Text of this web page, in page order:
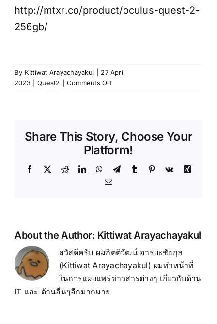
http://mtxr.co/product/oculus-quest-2-
256gb/
By Kittiwat Arayachayakul
27 April
2023
Quest2 Comments Offon
และ
คุณสมบัติ
ของ
Oculus
Quest
Share This Story, Choose Your
Platform!
Facebook
X RedditLinkedInWhatsApp
TelegramTumblr Pinterest
Vk
Xing
Email
About the Author: Kittiwat Arayachayakul
สวัสดีครับ ผมกิตติวัฒน์ อารยะชัยกุล
(Kittiwat Arayachayakul) ผมทำหน้าที่
ในการแผยแพร่ข่าวสารต่างๆ เกี่ยวกับด้าน
IT และ ด้านอื่นๆอีกมากมาย